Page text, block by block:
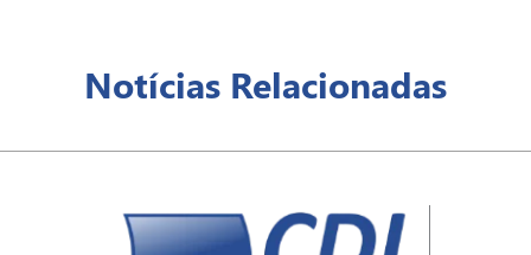
Notícias Relacionadas